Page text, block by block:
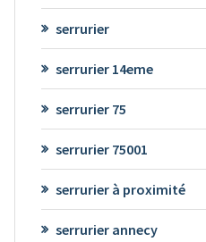
serrurier
serrurier 14eme
serrurier 75
serrurier 75001
serrurier à proximité
serrurier annecy